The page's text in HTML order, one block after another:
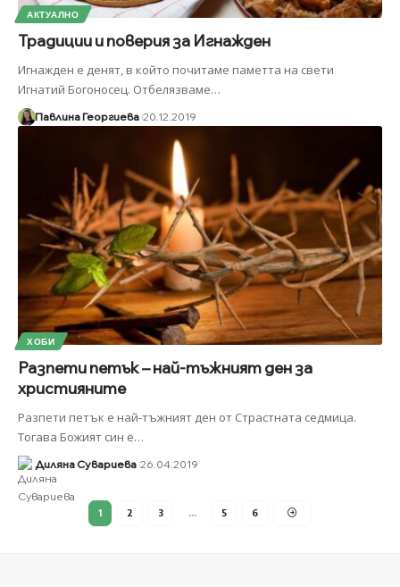
АКТУАЛНО
Традиции и поверия за Игнажден
Игнажден е денят, в който почитаме паметта на свети
Игнатий Богоносец. Отбелязваме…
Павлина Георгиева 20.12.2019
ХОБИ
Разпети петък – най-тъжният ден за
християните
Разпети петък е най-тъжният ден от Страстната седмица.
Тогава Божият син е…
Диляна Сувариева 26.04.2019
1 2 3 … 5 6